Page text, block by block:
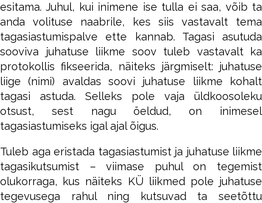
esitama. Juhul, kui inimene ise tulla ei saa, võib ta
anda volituse naabrile, kes siis vastavalt tema
tagasiastumispalve ette kannab. Tagasi asutuda
sooviva juhatuse liikme soov tuleb vastavalt ka
protokollis fikseerida, näiteks järgmiselt: juhatuse
liige (nimi) avaldas soovi juhatuse liikme kohalt
tagasi astuda. Selleks pole vaja üldkoosoleku
otsust, sest nagu öeldud, on inimesel
tagasiastumiseks igal ajal õigus.
Tuleb aga eristada tagasiastumist ja juhatuse liikme
tagasikutsumist – viimase puhul on tegemist
olukorraga, kus näiteks KÜ liikmed pole juhatuse
tegevusega rahul ning kutsuvad ta seetõttu